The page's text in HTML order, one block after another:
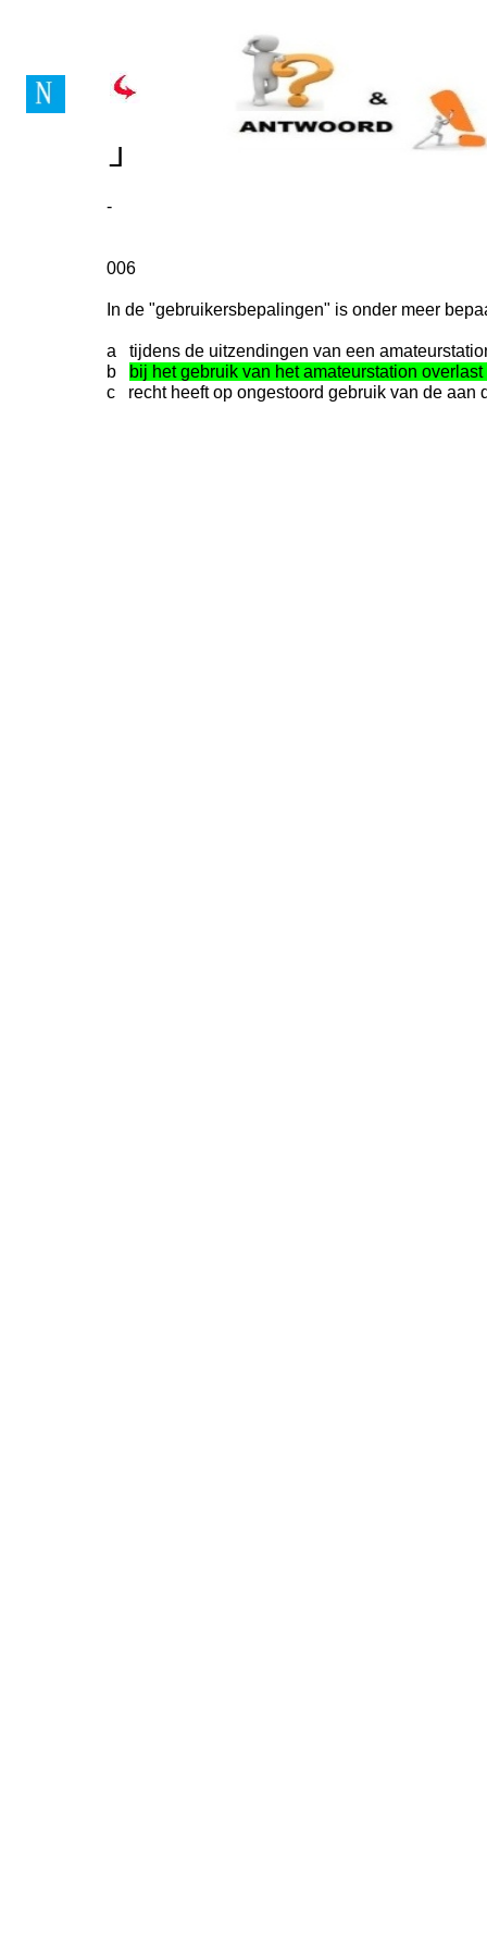
┘
Vragenboek Novice
┘
-
006
In de "gebruikersbepalingen" is onder meer
a tijdens de uitzendingen van een
b
bij het gebruik van het amateurstation
c recht heeft op ongestoord gebruik van de aan